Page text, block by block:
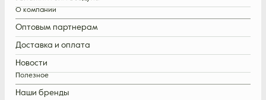
О компании
Оптовым партнерам
Доставка и оплата
Новости
Полезное
Наши бренды